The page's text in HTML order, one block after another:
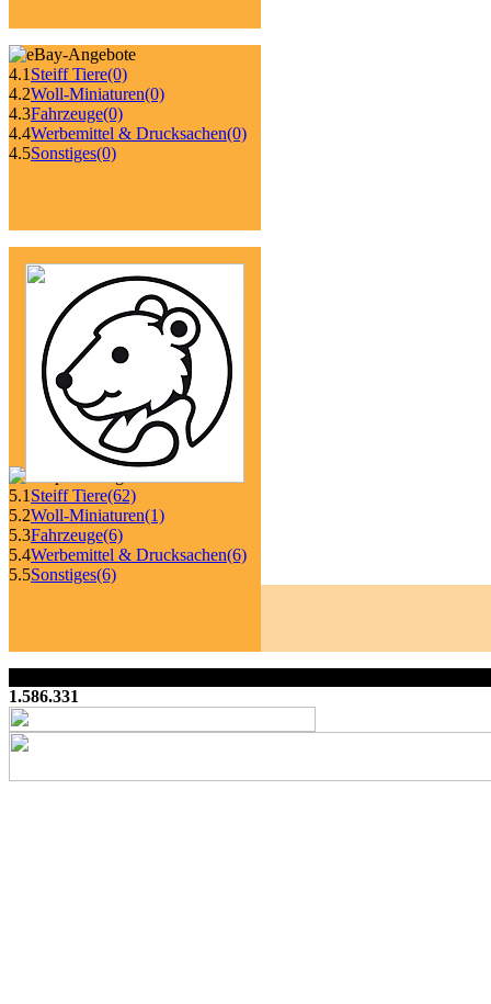
4.1 Steiff Tiere(0)
4.2Woll-Miniaturen(0)
4.3Fahrzeuge(0)
4.4Werbemittel & Drucksachen(0)
4.5Sonstiges(0)
5.1 Steiff Tiere(62)
5.2Woll-Miniaturen(1)
5.3Fahrzeuge(6)
5.4Werbemittel & Drucksachen(6)
5.5Sonstiges(6)
1.586.331